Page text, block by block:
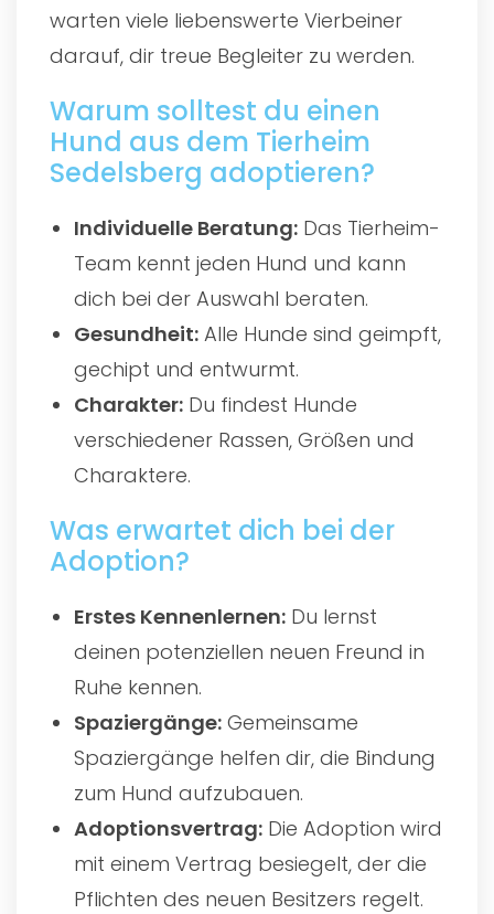
warten viele liebenswerte Vierbeiner
darauf, dir treue Begleiter zu werden.
Warum solltest du einen
Hund aus dem Tierheim
Sedelsberg adoptieren?
Individuelle Beratung: Das Tierheim-
Team kennt jeden Hund und kann
dich bei der Auswahl beraten.
Gesundheit: Alle Hunde sind geimpft,
gechipt und entwurmt.
Charakter: Du findest Hunde
verschiedener Rassen, Größen und
Charaktere.
Was erwartet dich bei der
Adoption?
Erstes Kennenlernen: Du lernst
deinen potenziellen neuen Freund in
Ruhe kennen.
Spaziergänge: Gemeinsame
Spaziergänge helfen dir, die Bindung
zum Hund aufzubauen.
Adoptionsvertrag: Die Adoption wird
mit einem Vertrag besiegelt, der die
Pflichten des neuen Besitzers regelt.